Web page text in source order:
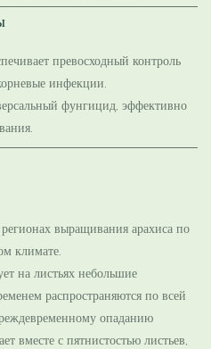
превосходный контроль
инфекции.
фунгицид, эффективно
регионах выращивания арахиса по
климате.
на листьях небольшие
распространяются по всей
опаданию
вместе с пятнистостью листьев,